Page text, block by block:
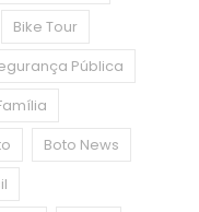
Bike Tour
Pública
Boto News